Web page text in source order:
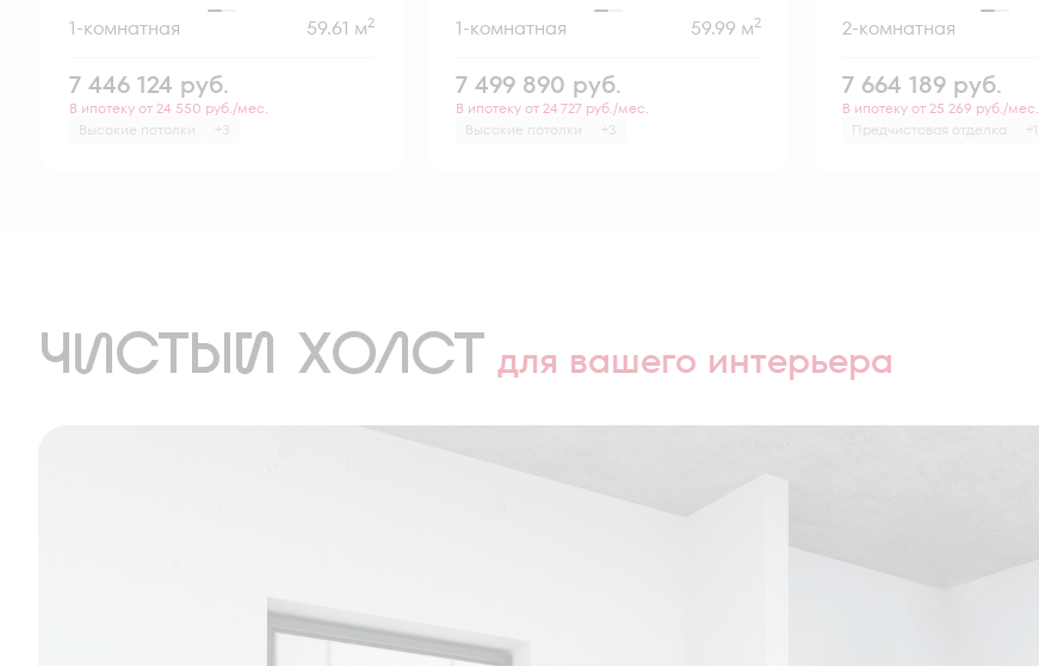
1-комнатная 59.61 м2
7 446 124 руб.
В ипотеку от 24 550 руб./мес.
Высокие потолки
+3
1-комнатная 59.99 м2
7 499 890 руб.
В ипотеку от 24 727 руб./мес.
Высокие потолки
+3
2-комнатная
7 664 189 руб.
В ипотеку от 25 269 руб./мес.
Предчистовая отделка
+1
ЧИСТЫЙ ХОЛСТ для вашего интерьера